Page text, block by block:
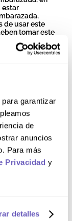
garantizar
de
anuncios
Para más
Privacidad y
detalles
estar
de usar este
tomar este
pequeñas,
del peso
con el
al primer signo
administre
durante las
los
120 mL
con un
años y
intensa,